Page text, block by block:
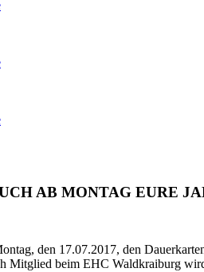
AB MONTAG EURE
den 17.07.2017, den
Mitglied beim EHC Waldkraiburg